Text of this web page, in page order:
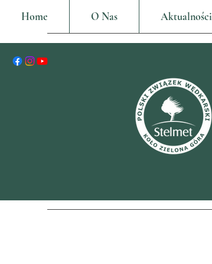
Home O Nas Aktualności